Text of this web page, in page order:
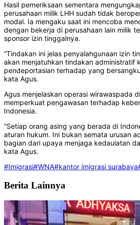
Hasil pemeriksaan sementara
perusahaan milik LHH sudah tidak
modal. Ia mengaku saat ini mencoba
dengan bekerja di perusahaan lain milik
sponsor izin tinggalnya.
“Tindakan ini jelas penyalahgunaan izin
akan menjatuhkan tindakan administratif
pendeportasian terhadap yang
kata Agus.
Agus menjelaskan operasi wirawaspada
memperkuat pengawasan terhadap
Indonesia.
“Setiap orang asing yang berada di
aturan hukum. Ini bukan semata urusan
bagian dari upaya menjaga kedaulatan
kata Agus.
#Imigrasi#WNA#kantor imigrasi surabaya
Berita Lainnya